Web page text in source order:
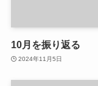
10月を振り返る
2024年11月5日